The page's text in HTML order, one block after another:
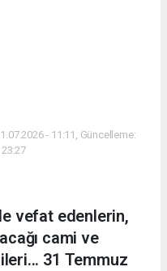
- 11:11, Güncelleme:
vefat edenlerin,
cami ve
31 Temmuz